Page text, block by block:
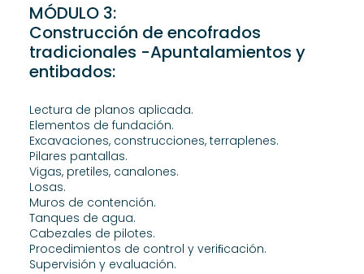
MÓDULO 3:
Construcción de encofrados
tradicionales -Apuntalamientos y
entibados:
Lectura de planos aplicada.
Elementos de fundación.
Excavaciones, construcciones, terraplenes.
Pilares pantallas.
Vigas, pretiles, canalones.
Losas.
Muros de contención.
Tanques de agua.
Cabezales de pilotes.
Procedimientos de control y veriﬁcación.
Supervisión y evaluación.